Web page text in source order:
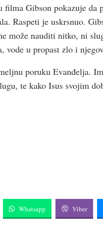
Gibson pokazuje da
Raspeti je uskrsnuo.
može nauditi nitko, ni
vode u propast zlo i
poruku Evanđelja.
te kako Isus svojim
Whatsapp Viber